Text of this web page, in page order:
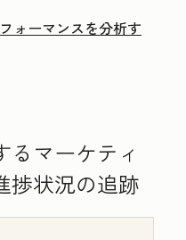
ォーマンスを分析す
るマーケティ
捗状況の追跡